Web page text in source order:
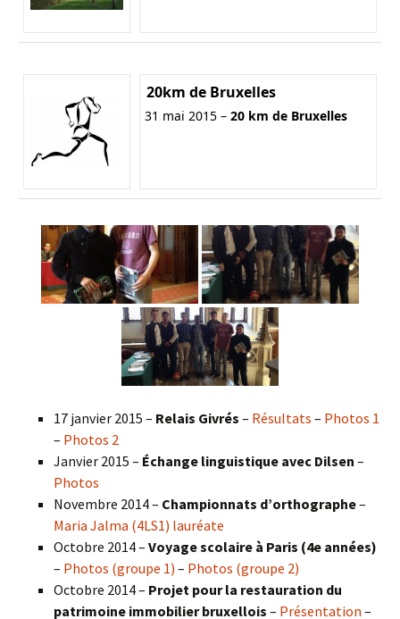
20km de Bruxelles
31 mai 2015 – 20 km de Bruxelles
17 janvier 2015 – Relais Givrés – Résultats – Photos 1
– Photos 2
Janvier 2015 – Échange linguistique avec Dilsen –
Photos
Novembre 2014 – Championnats d’orthographe–
Maria Jalma (4LS1) lauréate
Octobre 2014 – Voyage scolaire à Paris (4e années)
– Photos (groupe 1) – Photos (groupe 2)
Octobre 2014 – Projet pour la restauration du
patrimoine immobilier bruxellois – Présentation –